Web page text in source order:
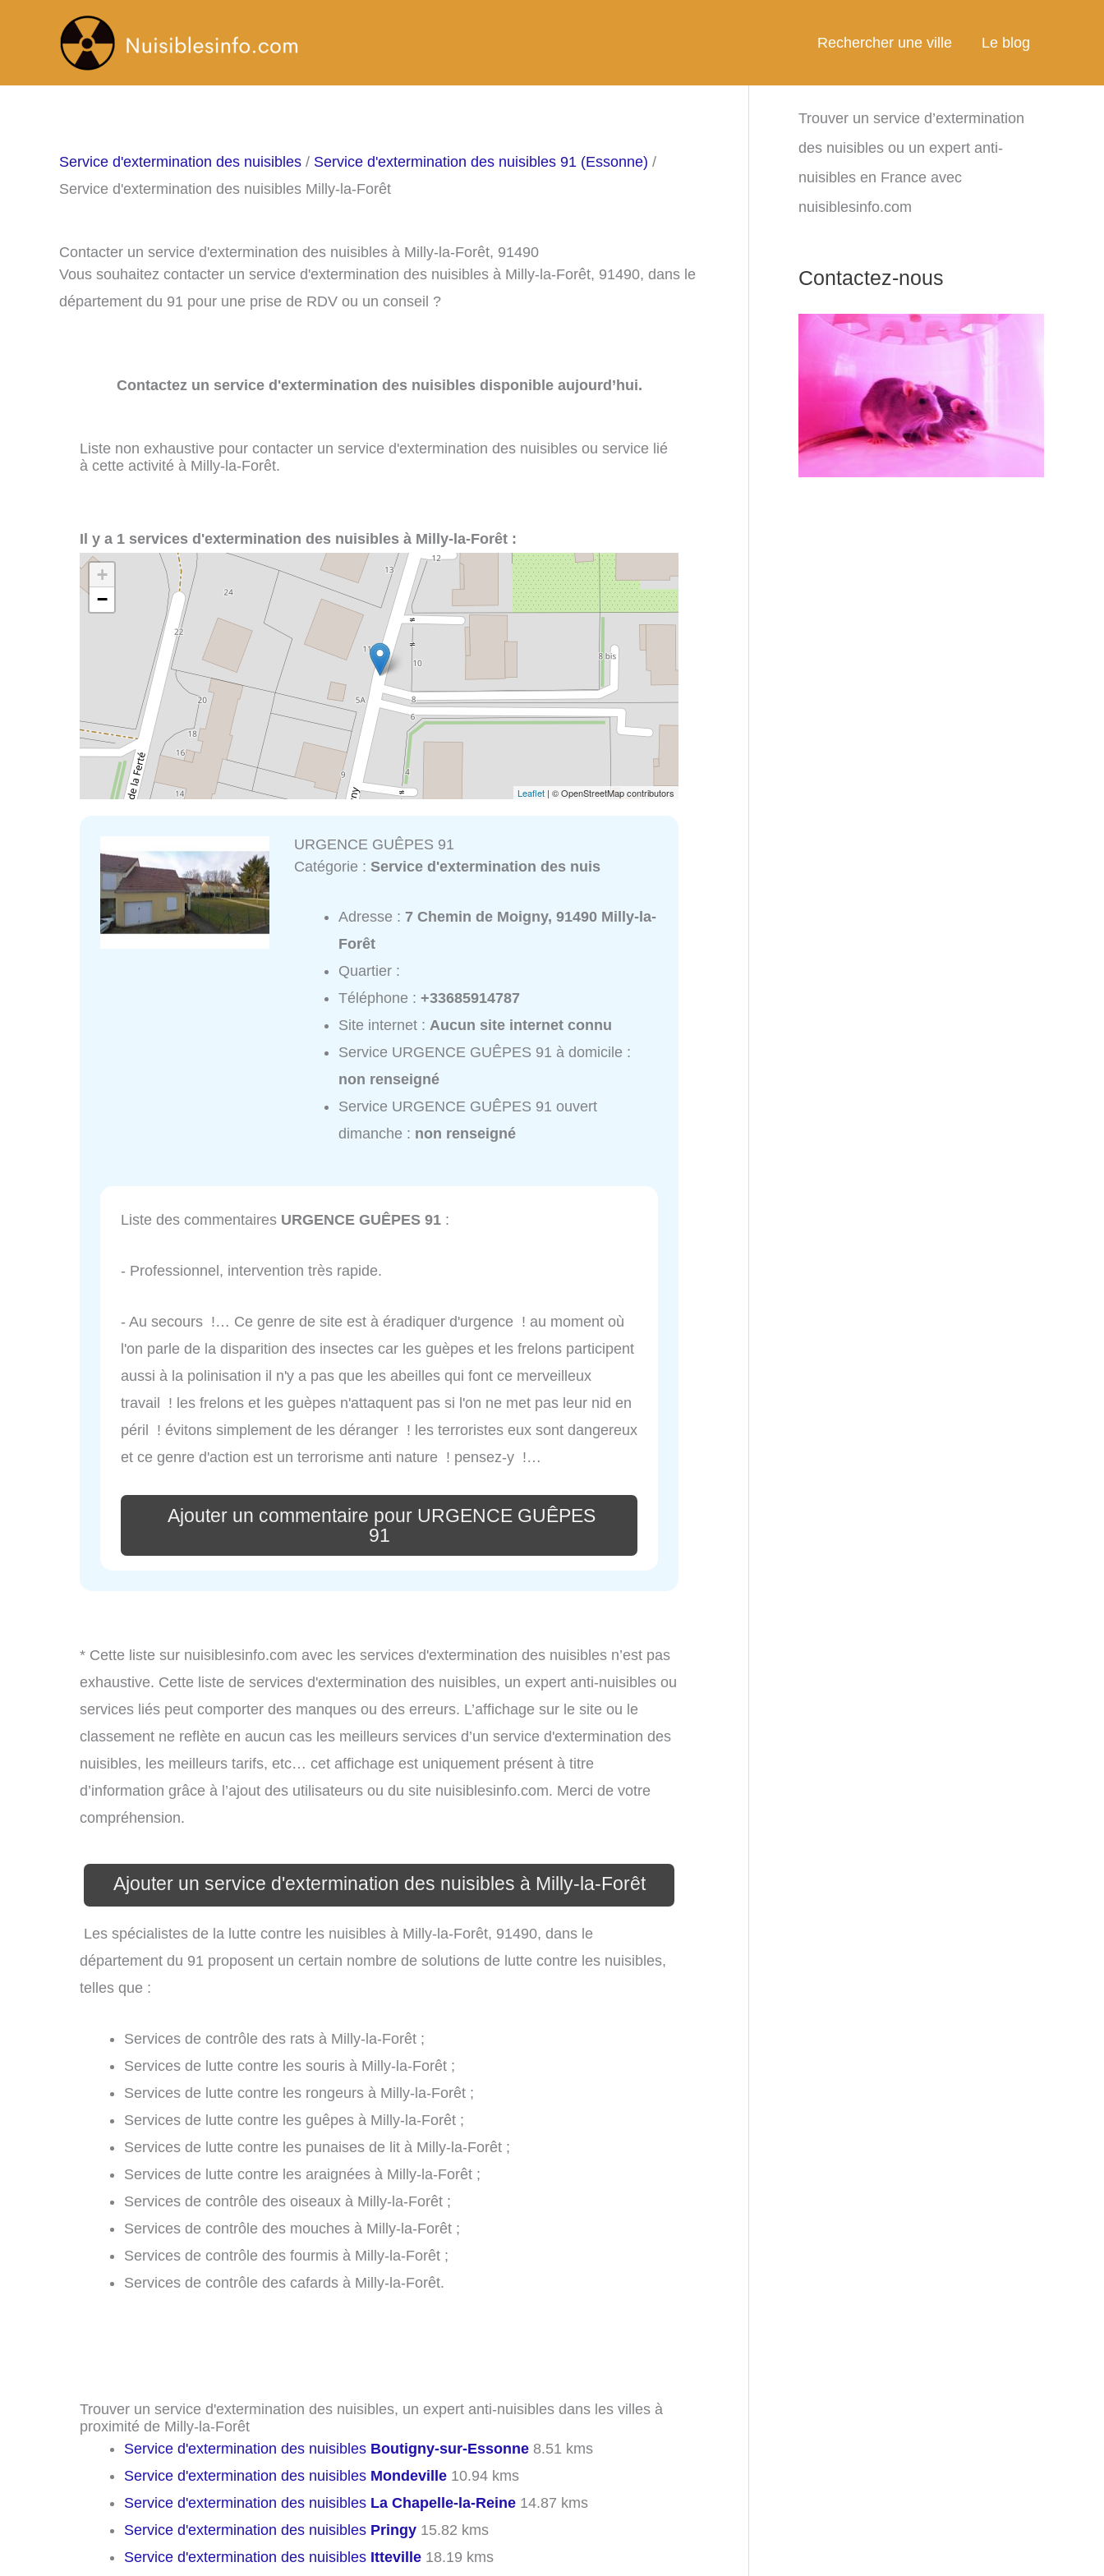
Rechercher une ville Le blog
Service d'extermination des nuisibles / Service d'extermination des nuisibles 91 (Essonne) /
Service d'extermination des nuisibles Milly-la-Forêt
Contacter un service d'extermination des nuisibles à Milly-la-Forêt, 91490
Vous souhaitez contacter un service d'extermination des nuisibles à Milly-la-Forêt, 91490, dans le
département du 91 pour une prise de RDV ou un conseil ?
Contactez un service d'extermination des nuisibles disponible aujourd’hui.
Liste non exhaustive pour contacter un service d'extermination des nuisibles ou service lié
à cette activité à Milly-la-Forêt.
Il y a 1 services d'extermination des nuisibles à Milly-la-Forêt :
+
−
Leaflet | © OpenStreetMap contributors
URGENCE GUÊPES 91
Catégorie :Service d'extermination des nuis
Adresse :7 Chemin de Moigny, 91490 Milly-la-
Forêt
Quartier :
Téléphone :+33685914787
Site internet :Aucun site internet connu
Service URGENCE GUÊPES 91 à domicile :
non renseigné
Service URGENCE GUÊPES 91 ouvert
dimanche : non renseigné
Liste des commentaires URGENCE GUÊPES 91 :
- Professionnel, intervention très rapide.
- Au secours !… Ce genre de site est à éradiquer d'urgence ! au moment où
l'on parle de la disparition des insectes car les guèpes et les frelons participent
aussi à la polinisation il n'y a pas que les abeilles qui font ce merveilleux
travail ! les frelons et les guèpes n'attaquent pas si l'on ne met pas leur nid en
péril ! évitons simplement de les déranger ! les terroristes eux sont dangereux
et ce genre d'action est un terrorisme anti nature ! pensez-y !…
Ajouter un commentaire pour URGENCE GUÊPES
91
* Cette liste sur nuisiblesinfo.com avec les services d'extermination des nuisibles n’est pas
exhaustive. Cette liste de services d'extermination des nuisibles, un expert anti-nuisibles ou
services liés peut comporter des manques ou des erreurs. L’affichage sur le site ou le
classement ne reflète en aucun cas les meilleurs services d’un service d'extermination des
nuisibles, les meilleurs tarifs, etc… cet affichage est uniquement présent à titre
d’information grâce à l’ajout des utilisateurs ou du site nuisiblesinfo.com. Merci de votre
compréhension.
Ajouter un service d'extermination des nuisibles à Milly-la-Forêt
Les spécialistes de la lutte contre les nuisibles à Milly-la-Forêt, 91490, dans le
département du 91 proposent un certain nombre de solutions de lutte contre les nuisibles,
telles que :
Services de contrôle des rats à Milly-la-Forêt ;
Services de lutte contre les souris à Milly-la-Forêt ;
Services de lutte contre les rongeurs à Milly-la-Forêt ;
Services de lutte contre les guêpes à Milly-la-Forêt ;
Services de lutte contre les punaises de lit à Milly-la-Forêt ;
Services de lutte contre les araignées à Milly-la-Forêt ;
Services de contrôle des oiseaux à Milly-la-Forêt ;
Services de contrôle des mouches à Milly-la-Forêt ;
Services de contrôle des fourmis à Milly-la-Forêt ;
Services de contrôle des cafards à Milly-la-Forêt.
Trouver un service d'extermination des nuisibles, un expert anti-nuisibles dans les villes à
proximité de Milly-la-Forêt
Service d'extermination des nuisibles Boutigny-sur-Essonne 8.51 kms
Service d'extermination des nuisibles Mondeville 10.94 kms
Service d'extermination des nuisibles La Chapelle-la-Reine 14.87 kms
Service d'extermination des nuisibles Pringy 15.82 kms
Service d'extermination des nuisibles Itteville 18.19 kms
Trouver un service d’extermination
des nuisibles ou un expert anti-
nuisibles en France avec
nuisiblesinfo.com
Contactez-nous